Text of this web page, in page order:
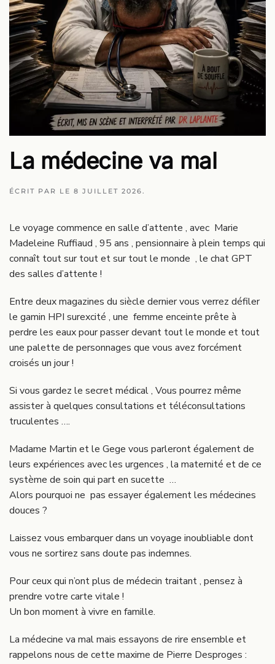
La médecine va mal
ÉCRIT PAR LE 8 JUILLET 2026.
Le voyage commence en salle d’attente , avec Marie
Madeleine Ruffiaud , 95 ans , pensionnaire à plein temps qui
connaît tout sur tout et sur tout le monde , le chat GPT
des salles d’attente !
Entre deux magazines du siècle dernier vous verrez défiler
le gamin HPI surexcité , une femme enceinte prête à
perdre les eaux pour passer devant tout le monde et tout
une palette de personnages que vous avez forcément
croisés un jour !
Si vous gardez le secret médical , Vous pourrez même
assister à quelques consultations et téléconsultations
truculentes ….
Madame Martin et le Gege vous parleront également de
leurs expériences avec les urgences , la maternité et de ce
système de soin qui part en sucette …
Alors pourquoi ne pas essayer également les médecines
douces ?
Laissez vous embarquer dans un voyage inoubliable dont
vous ne sortirez sans doute pas indemnes.
Pour ceux qui n’ont plus de médecin traitant , pensez à
prendre votre carte vitale !
Un bon moment à vivre en famille.
La médecine va mal mais essayons de rire ensemble et
rappelons nous de cette maxime de Pierre Desproges :